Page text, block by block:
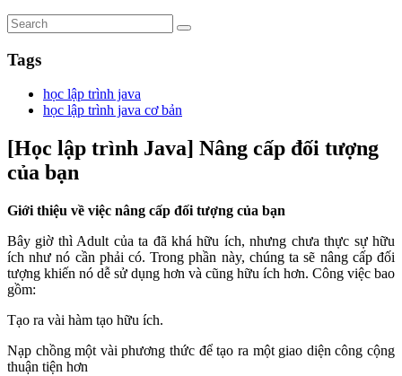
Tags
học lập trình java
học lập trình java cơ bản
[Học lập trình Java] Nâng cấp đối tượng
của bạn
Giới thiệu về việc nâng cấp đối tượng của bạn
Bây giờ thì Adult của ta đã khá hữu ích, nhưng chưa thực sự hữu
ích như nó cần phải có. Trong phần này, chúng ta sẽ nâng cấp đối
tượng khiến nó dễ sử dụng hơn và cũng hữu ích hơn. Công việc bao
gồm:
Tạo ra vài hàm tạo hữu ích.
Nạp chồng một vài phương thức để tạo ra một giao diện công cộng
thuận tiện hơn